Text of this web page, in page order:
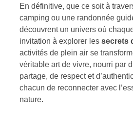
En définitive, que ce soit à
camping ou une randonnée
découvrent un univers où
invitation à explorer les secrets
activités de plein air se
véritable art de vivre, nourri par
partage, de respect et
chacun de reconnecter avec
nature.